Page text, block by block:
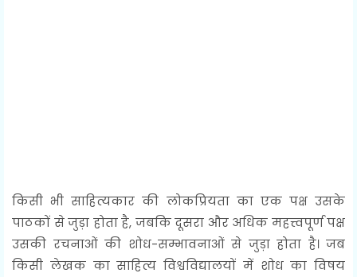
किसी भी साहित्यकार की लोकप्रियता का एक पक्ष उसके
पाठकों से जुड़ा होता है, जबकि दूसरा और अधिक महत्त्वपूर्ण पक्ष
उसकी रचनाओं की शोध-सम्भावनाओं से जुड़ा होता है। जब
किसी लेखक का साहित्य विश्वविद्यालयों में शोध का विषय